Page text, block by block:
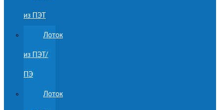
из ПЭТ
Лоток
из ПЭТ/
ПЭ
Лоток